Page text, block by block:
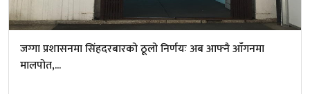
जग्गा प्रशासनमा सिंहदरबारको ठूलो निर्णयः अब आफ्नै आँगनमा
मालपोत,...